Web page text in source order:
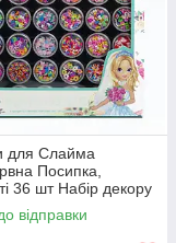
для Слайма
Посипка,
36 шт Набір декору
(01182)
відправки